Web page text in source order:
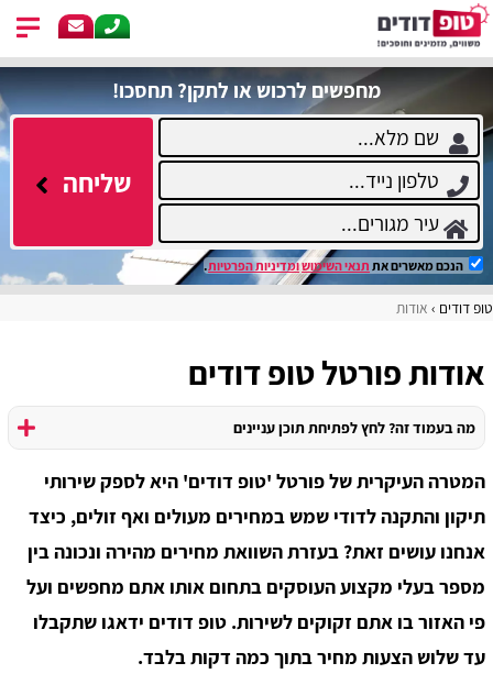
מחפשים לרכוש או לתקן? תחסכו!
שליחה
הנכם מאשרים את תנאי השימושומדיניות הפרטיות.
טופ דודים אודות
אודות פורטל טופ דודים
מה בעמוד זה? לחץ לפתיחת תוכן עניינים
המטרה העיקרית של פורטל 'טופ דודים' היא לספק שירותי
תיקון והתקנה לדודי שמש במחירים מעולים ואף זולים, כיצד
אנחנו עושים זאת? בעזרת השוואת מחירים מהירה ונכונה בין
מספר בעלי מקצוע העוסקים בתחום אותו אתם מחפשים ועל
פי האזור בו אתם זקוקים לשירות. טופ דודים ידאגו שתקבלו
עד שלוש הצעות מחיר בתוך כמה דקות בלבד.